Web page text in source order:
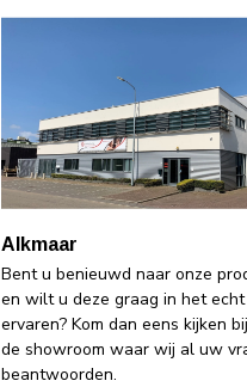
Alkmaar
Bent u benieuwd naar onze
en wilt u deze graag in het echt
ervaren? Kom dan eens kijken
de showroom waar wij al uw
beantwoorden.